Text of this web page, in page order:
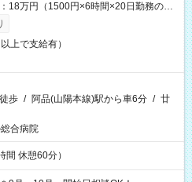
18万円（1500円×6時間×20日勤務の場
上で支給有）
歩 / 阿品(山陽本線)駅から車6分 / 廿
合病院
休憩60分）